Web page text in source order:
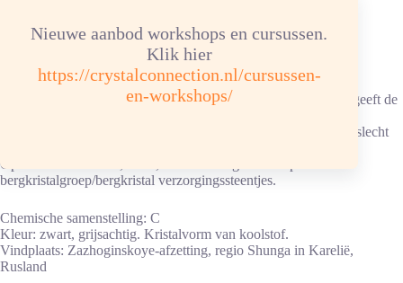
Nieuwe aanbod workshops en cursussen.
Klik hier
https://crystalconnection.nl/cursussen-
en-workshops/
genezing van wonden.
Advies energetische verzorging
Reinigen/ontladen: 1 x per maand onder stromend water. Dan geeft de
Ketting/armband: in hematietverzorgingssteentjes, elastiek kan slecht
Opladen: aansluitend, 6 uur, in de zon/daglicht of op een
bergkristalgroep/bergkristal verzorgingssteentjes.
Chemische samenstelling: C
Kleur: zwart, grijsachtig. Kristalvorm van koolstof.
Vindplaats: Zazhoginskoye-afzetting, regio Shunga in Karelië,
Rusland